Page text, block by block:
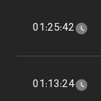
01:25:42
01:13:24